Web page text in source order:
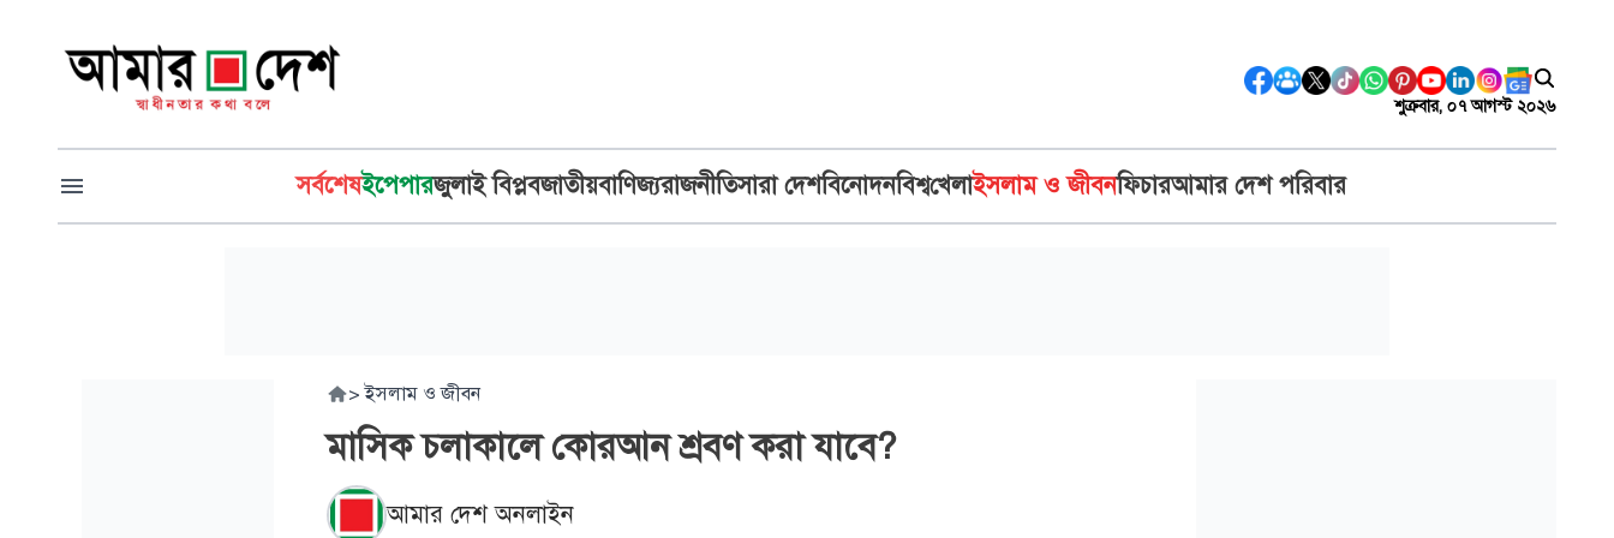
শুক্রবার, ০৭ আগস্ট ২০২৬
সর্বশেষইপেপারজুলাই বিপ্লবজাতীয়বাণিজ্যরাজনীতিসারা দেশবিনোদনবিশ্বখেলাইসলাম ও জীবনফিচারআমার দেশ পরিবার
> ইসলাম ও জীবন
মাসিক চলাকালে কোরআন শ্রবণ করা যাবে?
আমার দেশ অনলাইন